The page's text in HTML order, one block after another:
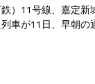
）11号線、嘉定新
車が11日、早朝の